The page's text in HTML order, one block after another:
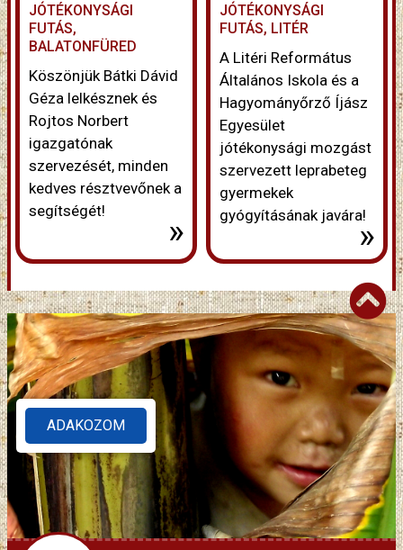
JÓTÉKONYSÁGI
FUTÁS,
BALATONFÜRED
Köszönjük Bátki Dávid
Géza lelkésznek és
Rojtos Norbert
igazgatónak
szervezését, minden
kedves résztvevőnek a
segítségét!
»
JÓTÉKONYSÁGI
FUTÁS, LITÉR
A Litéri Református
Általános Iskola és a
Hagyományőrző Íjász
Egyesület
jótékonysági mozgást
szervezett leprabeteg
gyermekek
gyógyításának javára!
»
ADAKOZOM